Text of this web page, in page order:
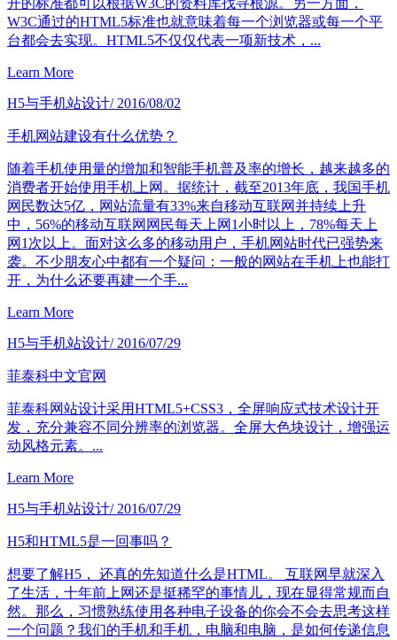
开的标准都可以根据W3C的资料库找寻根源。另一方面，
W3C通过的HTML5标准也就意味着每一个浏览器或每一个平
台都会去实现。HTML5不仅仅代表一项新技术，...
Learn More
H5与手机站设计/ 2016/08/02
手机网站建设有什么优势？
随着手机使用量的增加和智能手机普及率的增长，越来越多的
消费者开始使用手机上网。据统计，截至2013年底，我国手机
网民数达5亿，网站流量有33%来自移动互联网并持续上升
中，56%的移动互联网网民每天上网1小时以上，78%每天上
网1次以上。面对这么多的移动用户，手机网站时代已强势来
袭。不少朋友心中都有一个疑问：一般的网站在手机上也能打
开，为什么还要再建一个手...
Learn More
H5与手机站设计/ 2016/07/29
菲泰科中文官网
菲泰科网站设计采用HTML5+CSS3，全屏响应式技术设计开
发，充分兼容不同分辨率的浏览器。全屏大色块设计，增强运
动风格元素。...
Learn More
H5与手机站设计/ 2016/07/29
H5和HTML5是一回事吗？
想要了解H5， 还真的先知道什么是HTML。 互联网早就深入
了生活，十年前上网还是挺稀罕的事情儿，现在显得常规而自
然。那么，习惯熟练使用各种电子设备的你会不会去思考这样
一个问题？我们的手机和手机，电脑和电脑，是如何传递信息